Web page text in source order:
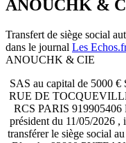
ANOUCHK &
Transfert de siège social
dans le journal Les
ANOUCHK & CIE
SAS au capital de 5000 €
RUE DE
RCS PARIS 919905406
président du 11/05/2026 ,
transférer le siège social